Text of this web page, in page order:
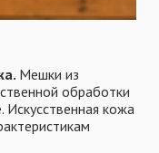
Мешки из
обработки
кожа